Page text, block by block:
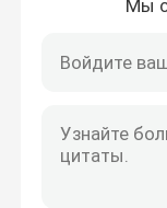
джаммерс
Мы